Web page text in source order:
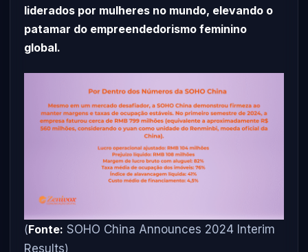
liderados por mulheres no mundo, elevando o
patamar do empreendedorismo feminino
global.
(Fonte: SOHO China Announces 2024 Interim
Results)